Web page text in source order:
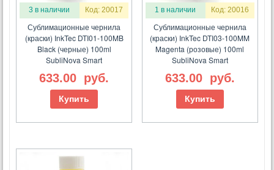
3 в наличии Код: 20017
Сублимационные чернила
(краски) InkTec DTI01-100MB
Black (черные) 100ml
SubliNova Smart
633.00 руб.
Купить
1 в наличии Код: 20016
Сублимационные чернила
(краски) InkTec DTI03-100MM
Magenta (розовые) 100ml
SubliNova Smart
633.00 руб.
Купить